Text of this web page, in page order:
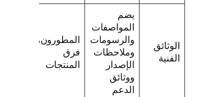
الوثائق
الفنية
يضم
المواصفات
والرسومات
وملاحظات
الإصدار
ووثائق
الدعم
المطورون،
فرق
المنتجات